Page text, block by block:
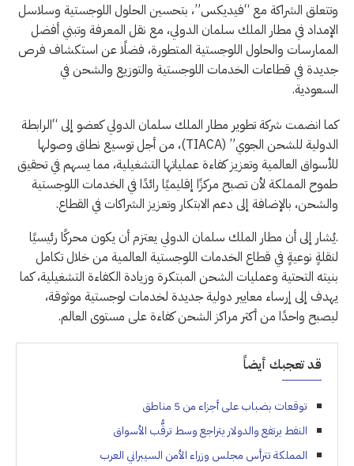
وتتعلق الشراكة مع “فيديكس”، بتحسين الحلول اللوجستية وسلاسل
الإمداد في مطار الملك سلمان الدولي، مع نقل المعرفة وتبني أفضل
الممارسات والحلول اللوجستية المتطورة، فضلًا عن استكشاف فرص
جديدة في قطاعات الخدمات اللوجستية والتوزيع والشحن في
السعودية.
كما انضمت شركة تطوير مطار الملك سلمان الدولي كعضو إلى “الرابطة
الدولية للشحن الجوي” (TIACA)، من أجل توسيع نطاق وصولها
للأسواق العالمية وتعزيز كفاءة عملياتها التشغيلية، مما يسهم في تحقيق
طموح المملكة لأن تصبح مركزًا إقليميًا رائدًا في الخدمات اللوجستية
والشحن، بالإضافة إلى دعم الابتكار وتعزيز الشراكات في القطاع.
.يُشار إلى أن مطار الملك سلمان الدولي يعتزم أن يكون محركًا رئيسيًا
لنقلةٍ نوعيةٍ في قطاع الخدمات اللوجستية العالمية من خلال تكامل
بنيته التحتية وعمليات الشحن المبتكرة وزيادة الكفاءة التشغيلية، كما
يهدف إلى إرساء معايير دولية جديدة لخدمات لوجستية موثوقة،
ليصبح واحدًا من أكثر مراكز الشحن كفاءة على مستوى العالم.
قد تعجبك أيضاً
توقعات بضباب على أجزاء من 5 مناطق
النفط يرتفع والدولار يتراجع وسط ترقُّب الأسواق
المملكة تترأس مجلس وزراء الأمن السيبراني العرب